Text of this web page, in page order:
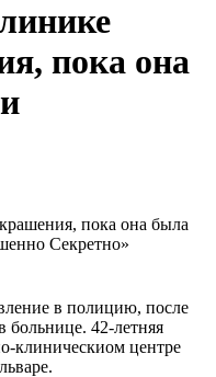
пока она
в полицию, после
больнице. 42-летняя
клиническиом центре